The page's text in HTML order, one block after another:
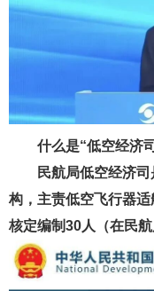
什么是“低空经济
民航局低空经济
构 ， 主责低空飞行器
核定编制30人（在民航